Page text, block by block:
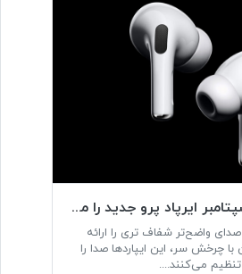
اپل در رویداد سپتامبر ایرپاد پرو جدید را معرفی کرد
صدای واضح‌تر شفاف تری را ارائه
چرخش سر، این ایپاردها صدا را
تنظیم می‌کنند....